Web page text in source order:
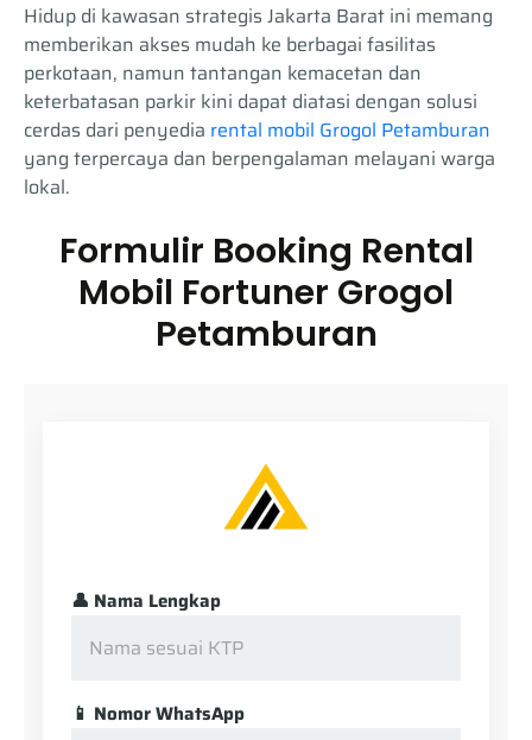
Hidup di kawasan strategis Jakarta Barat ini memang
memberikan akses mudah ke berbagai fasilitas
perkotaan, namun tantangan kemacetan dan
keterbatasan parkir kini dapat diatasi dengan solusi
cerdas dari penyedia rental mobil Grogol Petamburan
yang terpercaya dan berpengalaman melayani warga
lokal.
Formulir Booking Rental
Mobil Fortuner Grogol
Petamburan
👤 Nama Lengkap
📱 Nomor WhatsApp